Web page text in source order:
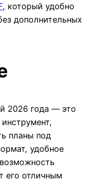
, который удобно
дополнительных
2026 года — это
планы под
удобное
его отличным